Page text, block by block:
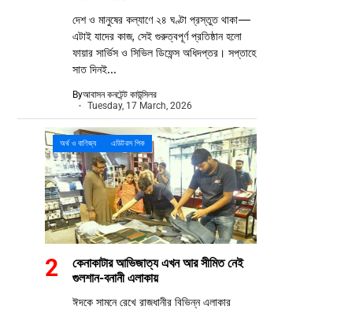
দেশ ও মানুষের কল্যাণে ২৪ ঘণ্টা প্রস্তুত থাকা—
এটাই যাদের কাজ, সেই গুরুত্বপূর্ণ প্রতিষ্ঠান হলো
ফায়ার সার্ভিস ও সিভিল ডিফেন্স অধিদপ্তর। সপ্তাহে
সাত দিনই...
Byআবাসন কনটেন্ট কাউন্সিলর
Tuesday, 17 March, 2026
অর্থ ও বাণিজ্য এডিটরস পিক
কেনাকাটার আভিজাত্য এখন আর সীমিত নেই
গুলশান-বনানী এলাকায়
ঈদকে সামনে রেখে রাজধানীর বিভিন্ন এলাকার